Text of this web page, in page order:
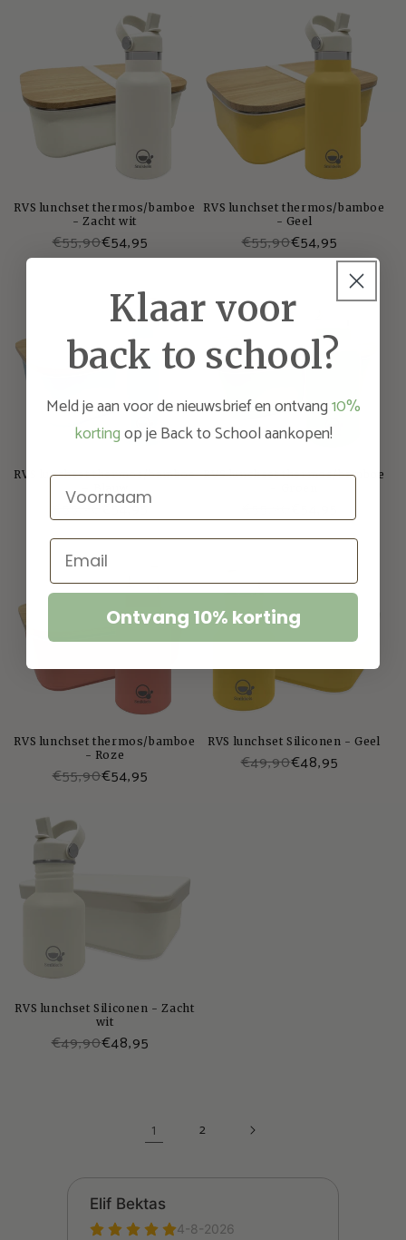
RVS lunchset thermos/bamboe
- Zacht wit
€55,90€54,95
RVS lunchset thermos/bamboe
- Geel
€55,90€54,95
RVS lunchset thermos/bamboe
€55,90€54,95
RVS lunchset thermos/bamboe
RVS lunchset thermos/bamboe
- Roze
€55,90€54,95
RVS lunchset Siliconen - Geel
€49,90€48,95
RVS lunchset Siliconen - Zacht
wit
€49,90€48,95
1 2
Klaar voor
back to school?
Meld je aan voor de nieuwsbrief en ontvang10%
kortingop je Back to School aankopen!
Voornaam
Email
Ontvang 10% korting